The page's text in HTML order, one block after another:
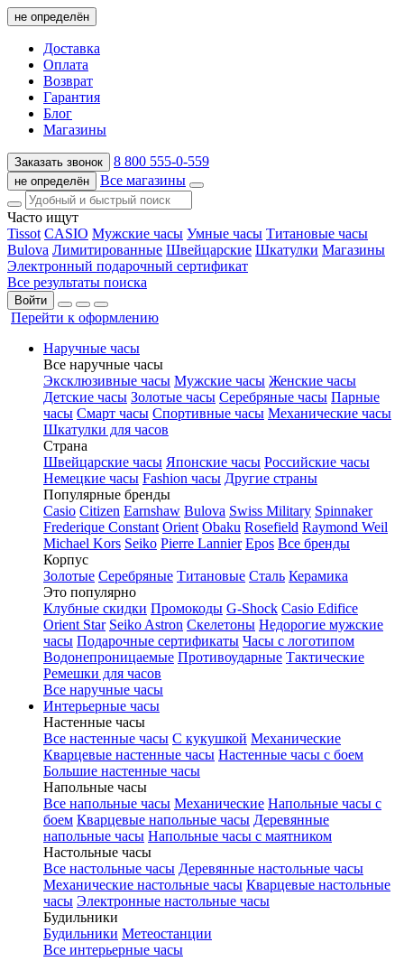
не определён
Доставка
Оплата
Возврат
Гарантия
Блог
Магазины
Заказать звонок 8 800 555-0-559
не определён Все магазины
Часто ищут
Tissot CASIO Мужские часы Умные часы Титановые часы
Bulova Лимитированные Швейцарские Шкатулки Магазины
Электронный подарочный сертификат
Все результаты поиска
Войти
Перейти к оформлению
Наручные часы
Все наручные часы
Эксклюзивные часы Мужские часы Женские часы
Детские часы Золотые часы Серебряные часы Парные
часы Смарт часы Спортивные часы Механические часы
Шкатулки для часов
Страна
Швейцарские часы Японские часы Российские часы
Немецкие часы Fashion часы Другие страны
Популярные бренды
Casio Citizen Earnshaw Bulova Swiss Military Spinnaker
Frederique Constant Orient Obaku Rosefield Raymond Weil
Michael Kors Seiko Pierre Lannier Epos Все бренды
Корпус
Золотые Серебряные Титановые Сталь Керамика
Это популярно
Клубные скидки Промокоды G-Shock Casio Edifice
Orient Star Seiko Astron Скелетоны Недорогие мужские
часы Подарочные сертификаты Часы с логотипом
Водонепроницаемые Противоударные Тактические
Ремешки для часов
Все наручные часы
Интерьерные часы
Настенные часы
Все настенные часы С кукушкой Механические
Кварцевые настенные часы Настенные часы с боем
Большие настенные часы
Напольные часы
Все напольные часы Механические Напольные часы с
боем Кварцевые напольные часы Деревянные
напольные часы Напольные часы с маятником
Настольные часы
Все настольные часы Деревянные настольные часы
Механические настольные часы Кварцевые настольные
часы Электронные настольные часы
Будильники
Будильники Метеостанции
Все интерьерные часы